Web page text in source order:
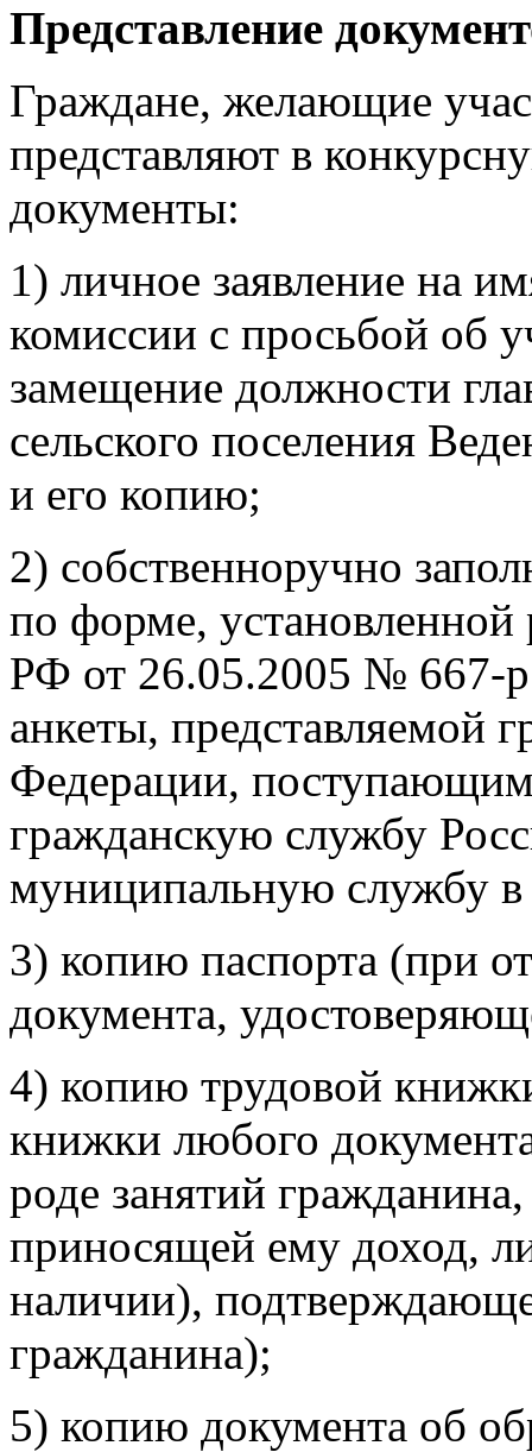
Представление
Граждане, желающие
представляют в
документы:
1) личное заявление на
комиссии с просьбой об
замещение должности
сельского поселения
и его копию;
2) собственноручно
по форме, установленной
РФ от 26.05.2005 № 667-
анкеты, представляемой
Федерации,
гражданскую службу
муниципальную службу
3) копию паспорта (при
документа,
4) копию трудовой
книжки любого
роде занятий
приносящей ему доход,
наличии),
гражданина);
5) копию документа об